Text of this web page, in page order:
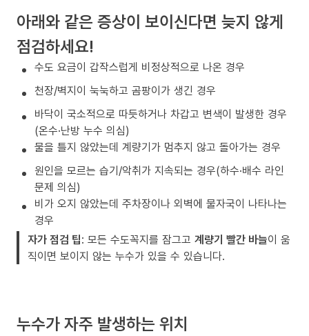
아래와 같은 증상이 보이신다면 늦지 않게
점검하세요!
수도 요금이 갑작스럽게 비정상적으로 나온 경우
천장/벽지이 눅눅하고 곰팡이가 생긴 경우
바닥이 국소적으로 따듯하거나 차갑고 변색이 발생한 경우
(온수·난방 누수 의심)
물을 틀지 않았는데 계량기가 멈추지 않고 돌아가는 경우
원인을 모르는 습기/악취가 지속되는 경우(하수·배수 라인
문제 의심)
비가 오지 않았는데 주차장이나 외벽에 물자국이 나타나는
경우
자가 점검 팁: 모든 수도꼭지를 잠그고 계량기 빨간 바늘이 움
직이면 보이지 않는 누수가 있을 수 있습니다.
누수가 자주 발생하는 위치